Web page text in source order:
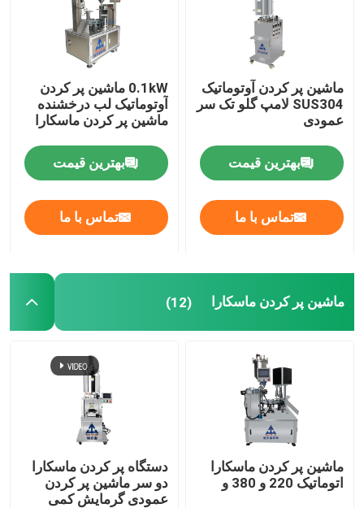
قالب سیلیکونی رژ لب
خط تولید اتوماتیک سفارشی
ماشین پر کردن چند رنگی
ماشین پر کردن گرم
ماشین پر کردن آوتوماتیک
SUS304 لامپ گلو تک سر
عمودی
بهترین قیمت
تماس با ما
0.1kW ماشین پر کردن
آوتوماتیک لب درخشنده
ماشین پر کردن ماسکارا
بهترین قیمت
تماس با ما
ماشین پر کردن ماسکارا (12)
ماشین پر کردن ماسکارا
اتوماتیک 220 و 380 و
دستگاه پر کردن ماسکارا
دو سر ماشین پر کردن
عمودی گرمایش کمی